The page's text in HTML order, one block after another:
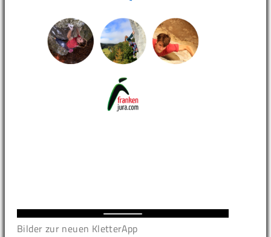
Bilder zur neuen KletterApp